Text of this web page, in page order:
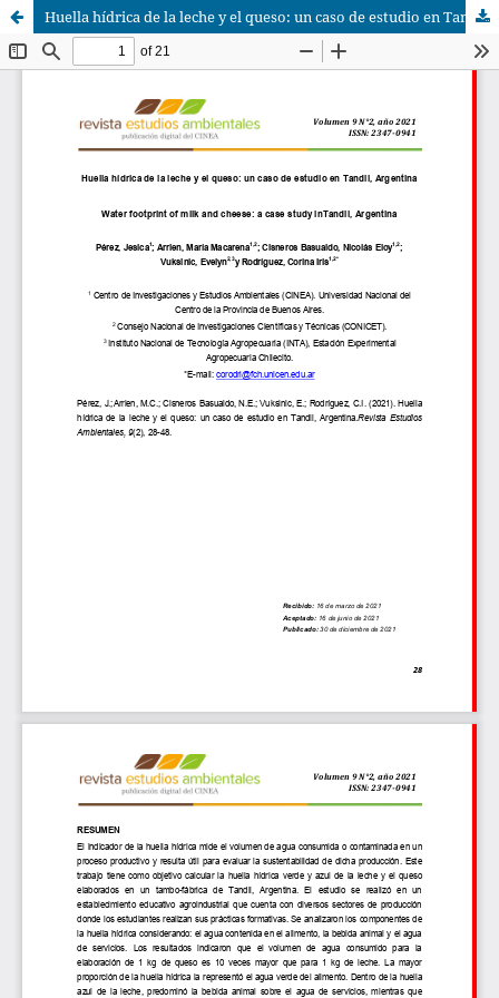
Huella hídrica de la leche y el queso: un caso de estudio en Tandil, Argentina